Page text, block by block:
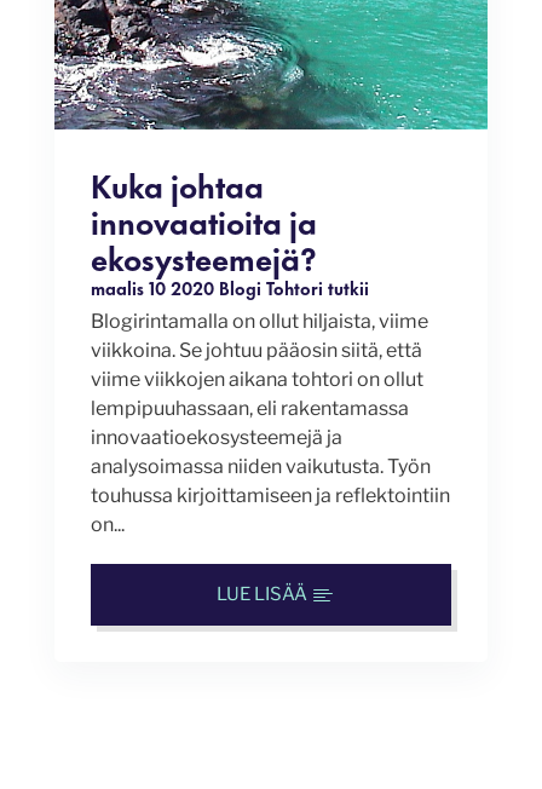
Kuka johtaa
innovaatioita ja
ekosysteemejä?
maalis 10 2020 Blogi Tohtori tutkii
Blogirintamalla on ollut hiljaista, viime
viikkoina. Se johtuu pääosin siitä, että
viime viikkojen aikana tohtori on ollut
lempipuuhassaan, eli rakentamassa
innovaatioekosysteemejä ja
analysoimassa niiden vaikutusta. Työn
touhussa kirjoittamiseen ja reflektointiin
on...
LUE LISÄÄ